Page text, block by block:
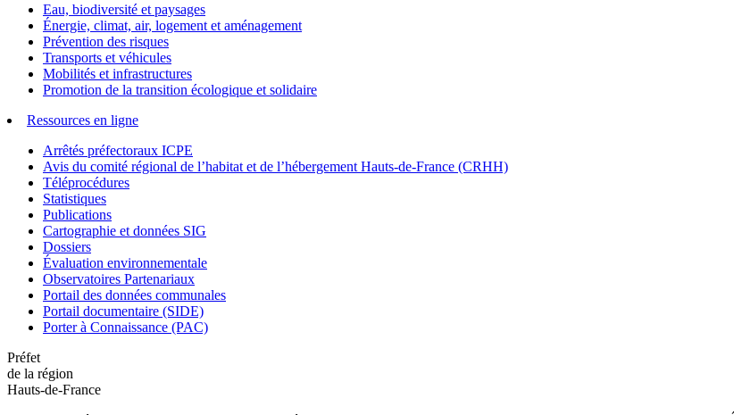
Eau, biodiversité et paysages
Énergie, climat, air, logement et aménagement
Prévention des risques
Transports et véhicules
Mobilités et infrastructures
Promotion de la transition écologique et solidaire
Ressources en ligne
Arrêtés préfectoraux ICPE
Avis du comité régional de l’habitat et de l’hébergement Hauts-de-France (CRHH)
Téléprocédures
Statistiques
Publications
Cartographie et données SIG
Dossiers
Évaluation environnementale
Observatoires Partenariaux
Portail des données communales
Portail documentaire (SIDE)
Porter à Connaissance (PAC)
Préfet
de la région
Hauts-de-France